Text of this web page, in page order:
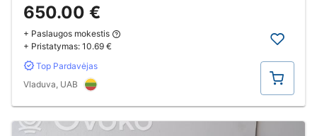
650.00 €
+ Paslaugos mokestis
+ Pristatymas: 10.69 €
Top Pardavėjas
Vladuva, UAB
Pirkti